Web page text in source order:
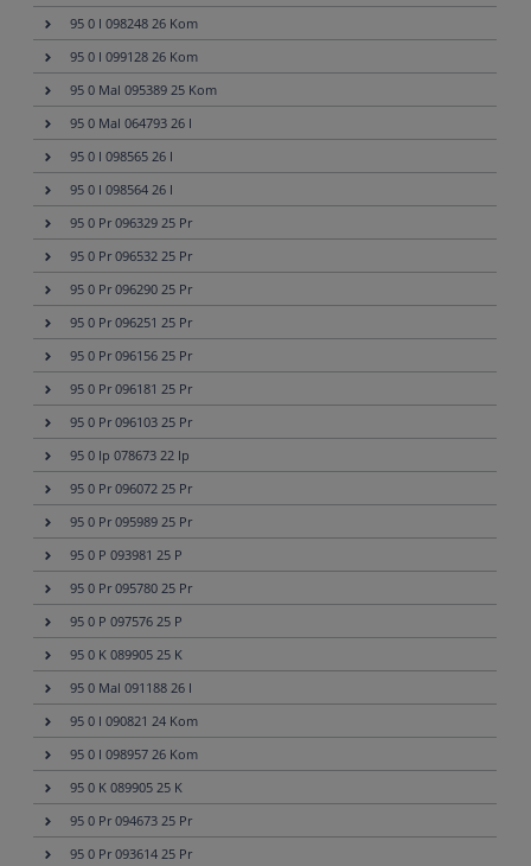
95 0 I 098248 26 Kom
95 0 I 099128 26 Kom
95 0 Mal 095389 25 Kom
95 0 Mal 064793 26 I
95 0 I 098565 26 I
95 0 I 098564 26 I
95 0 Pr 096329 25 Pr
95 0 Pr 096532 25 Pr
95 0 Pr 096290 25 Pr
95 0 Pr 096251 25 Pr
95 0 Pr 096156 25 Pr
95 0 Pr 096181 25 Pr
95 0 Pr 096103 25 Pr
95 0 Ip 078673 22 Ip
95 0 Pr 096072 25 Pr
95 0 Pr 095989 25 Pr
95 0 P 093981 25 P
95 0 Pr 095780 25 Pr
95 0 P 097576 25 P
95 0 K 089905 25 K
95 0 Mal 091188 26 I
95 0 I 090821 24 Kom
95 0 I 098957 26 Kom
95 0 K 089905 25 K
95 0 Pr 094673 25 Pr
95 0 Pr 093614 25 Pr